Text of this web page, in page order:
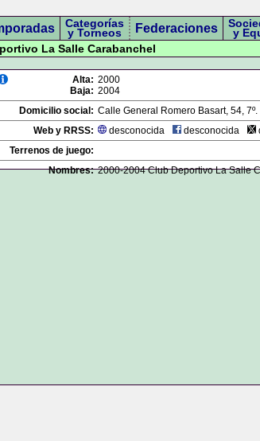
Categorías
y Torneos Federaciones y
La Salle Carabanchel
Alta: 2000
Baja: 2004
Domicilio social: Calle General Romero Basart, 54, 7º.
Web y RRSS:
desconocida desconocida
Terrenos de juego:
Nombres: 2000-2004 Club Deportivo La Salle